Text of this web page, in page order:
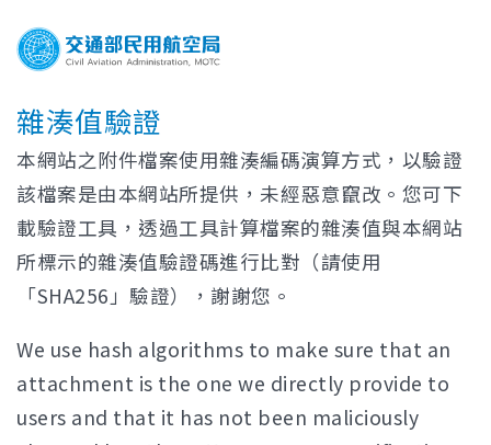
雜湊值驗證
本網站之附件檔案使用雜湊編碼演算方式，以驗證
該檔案是由本網站所提供，未經惡意竄改。您可下
載驗證工具，透過工具計算檔案的雜湊值與本網站
所標示的雜湊值驗證碼進行比對（請使用
「SHA256」驗證），謝謝您。
We use hash algorithms to make sure that an
attachment is the one we directly provide to
users and that it has not been maliciously